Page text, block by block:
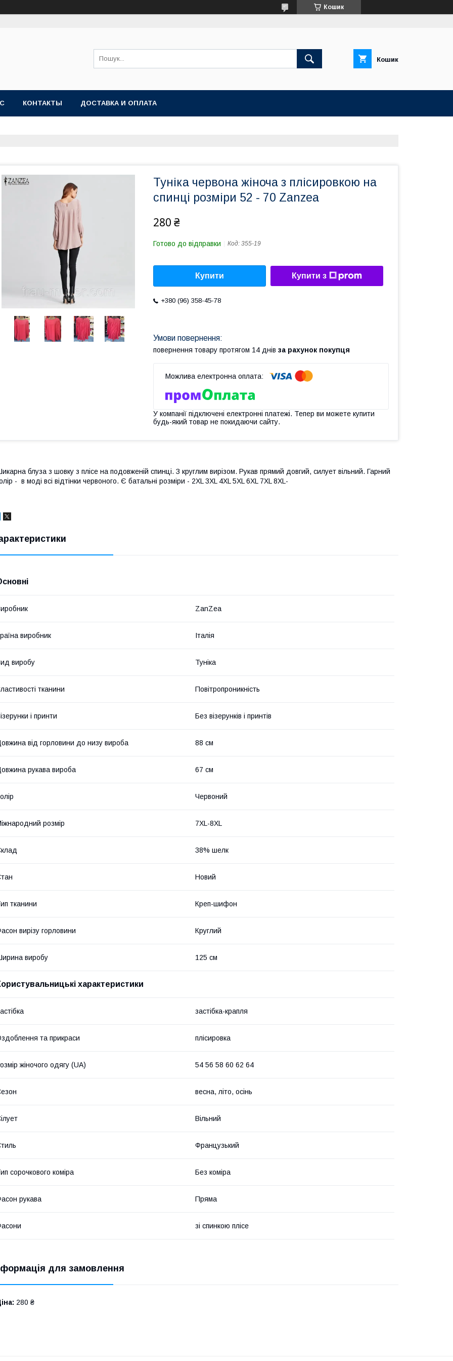
Кошик
Кошик
КОНТАКТЫ ДОСТАВКА И ОПЛАТА
Туніка червона жіноча з плісировкою на
спинці розміри 52 - 70 Zanzea
280 ₴
Готово до відправки Код: 355-19
Купити Купити з
+380 (96) 358-45-78
повернення товару протягом 14 днів за рахунок покупця
У компанії підключені електронні платежі. Тепер ви можете купити
будь-який товар не покидаючи сайту.
блуза з шовку з плісе на подовженій спинці. З круглим вирізом. Рукав прямий довгий, силует вільний. Гарний
- в моді всі відтінки червоного. Є батальні розміри - 2XL 3XL 4XL 5XL 6XL 7XL 8XL-
ZanZea
виробник Італія
виробу Туніка
тканини Повітропроникність
і принти Без візерунків і принтів
від горловини до низу вироба 88 см
рукава вироба 67 см
Червоний
розмір 7XL-8XL
38% шелк
Новий
тканини Креп-шифон
вирізу горловини Круглий
виробу 125 см
характеристики
застібка-крапля
та прикраси плісировка
жіночого одягу (UA) 54 56 58 60 62 64
весна, літо, осінь
Вільний
Французький
сорочкового коміра Без коміра
рукава Пряма
зі спинкою плісе
для замовлення
280 ₴